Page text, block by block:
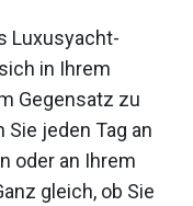
Luxusyacht-
in Ihrem
Gegensatz zu
jeden Tag an
oder an Ihrem
gleich, ob Sie